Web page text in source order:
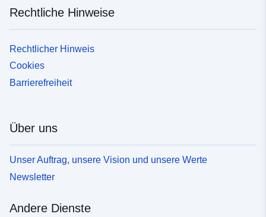
Rechtliche Hinweise
Rechtlicher Hinweis
Cookies
Barrierefreiheit
Über uns
Unser Auftrag, unsere Vision und unsere Werte
Newsletter
Andere Dienste